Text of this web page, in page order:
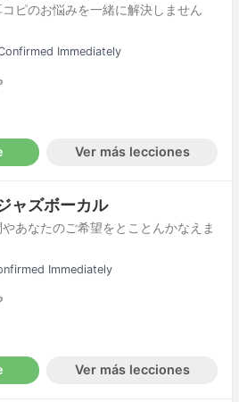
ピのお悩みを一緒に解決しません
Immediately
Ver más lecciones
ャズボーカル
あなたのご希望をとことんかなえま
Immediately
Ver más lecciones